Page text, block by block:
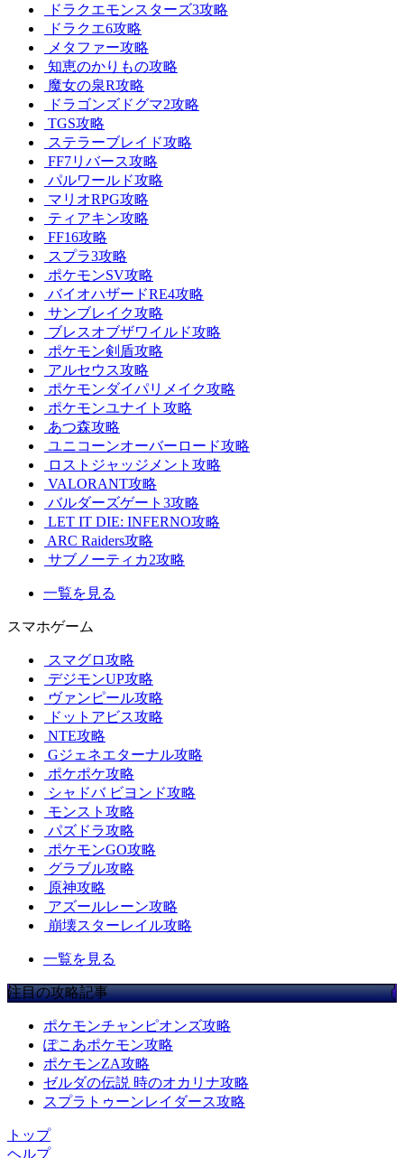
ドラクエモンスターズ3攻略
ドラクエ6攻略
メタファー攻略
知恵のかりもの攻略
魔女の泉R攻略
ドラゴンズドグマ2攻略
TGS攻略
ステラーブレイド攻略
FF7リバース攻略
パルワールド攻略
マリオRPG攻略
ティアキン攻略
FF16攻略
スプラ3攻略
ポケモンSV攻略
バイオハザードRE4攻略
サンブレイク攻略
ブレスオブザワイルド攻略
ポケモン剣盾攻略
アルセウス攻略
ポケモンダイパリメイク攻略
ポケモンユナイト攻略
あつ森攻略
ユニコーンオーバーロード攻略
ロストジャッジメント攻略
VALORANT攻略
バルダーズゲート3攻略
LET IT DIE: INFERNO攻略
ARC Raiders攻略
サブノーティカ2攻略
一覧を見る
スマホゲーム
スマグロ攻略
デジモンUP攻略
ヴァンピール攻略
ドットアビス攻略
NTE攻略
Gジェネエターナル攻略
ポケポケ攻略
シャドバ ビヨンド攻略
モンスト攻略
パズドラ攻略
ポケモンGO攻略
グラブル攻略
原神攻略
アズールレーン攻略
崩壊スターレイル攻略
一覧を見る
注目の攻略記事
ポケモンチャンピオンズ攻略
ぽこあポケモン攻略
ポケモンZA攻略
ゼルダの伝説 時のオカリナ攻略
スプラトゥーンレイダース攻略
トップ
ヘルプ